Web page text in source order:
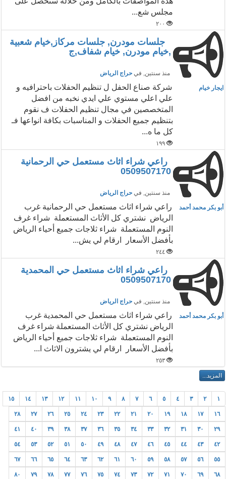
مجلس شع...
٢٠٠
جلسات مودرن, جلسات مركاز,خيام شعبية
,خيام مودرن, خيام شفاف,ج
منذ سنتين, في حراج الرياض
ايجار خيام
شركة صناع الحفل ل تنظيم الحفلات باحترافيه و
علي اعلي مستوي علي ايدي نخبه من افضل
المتخصصين في مجال تنظيم الحفلات ف نقوم
بتنظيم جميع الحفلات و المناسبات بكافة انواعها فـ
كل ما ه...
١٩٩
راعي شراء اثاث مستعمل حي الرحمانية
0509507170
منذ سنتين, في حراج الرياض
أبو بكر محمد أحمد
راعي شراء اثاث مستعمل حي الرحمانية غرب
الرياض نشتري كل الأثاث المستعملة شراء غرف
النوم المستعملة شراء ثلاجات جميع أحياء الرياض
بأفضل الأسعار ارقام لي يش...
٢٤٤
راعي شراء اثاث مستعمل حي المحمدية
0509507170
منذ سنتين, في حراج الرياض
أبو بكر محمد أحمد
راعي شراء اثاث مستعمل حي المحمدية غرب
الرياض نشتري كل الأثاث المستعملة شراء غرف
النوم المستعملة شراء ثلاجات جميع أحياء الرياض
بأفضل الأسعار ارقام لي يشترون الاثاث ا...
٢٥٣
١ ٢ ٣ ٤ ٥ ٦ ٧ ٨ ٩ ١٠ ١١ ١٢ ١٣ ١٤ ١٥
١٦ ١٧ ١٨ ١٩ ٢٠ ٢١ ٢٢ ٢٣ ٢٤ ٢٥ ٢٦ ٢٧ ٢٨
٢٩ ٣٠ ٣١ ٣٢ ٣٣ ٣٤ ٣٥ ٣٦ ٣٧ ٣٨ ٣٩ ٤٠ ٤١
٤٢ ٤٣ ٤٤ ٤٥ ٤٦ ٤٧ ٤٨ ٤٩ ٥٠ ٥١ ٥٢ ٥٣ ٥٤
٥٥ ٥٦ ٥٧ ٥٨ ٥٩ ٦٠ ٦١ ٦٢ ٦٣ ٦٤ ٦٥ ٦٦ ٦٧
٦٨ ٦٩ ٧٠ ٧١ ٧٢ ٧٣ ٧٤ ٧٥ ٧٦ ٧٧ ٧٨ ٧٩ ٨٠